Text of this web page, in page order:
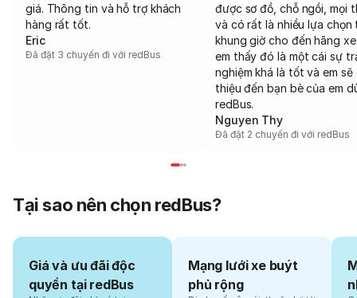
giá. Thông tin và hỗ trợ khách
hàng rất tốt.
Eric
Đã đặt 3 chuyến đi với redBus
được sơ đồ, chỗ ngồi, mọi
và có rất là nhiều lựa chọn
khung giờ cho đến hãng
em thấy đó là một cái sự
nghiệm khá là tốt và em sẽ
thiệu đến bạn bè của em
redBus.
Nguyen Thy
Đã đặt 2 chuyến đi với redBus
Tại sao nên chọn redBus?
Giá và ưu đãi độc
quyền tại redBus
Mạng lưới xe buýt
phủ rộng